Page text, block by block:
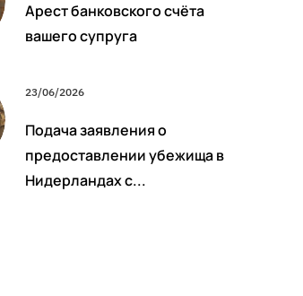
Арест банковского счёта
вашего супруга
23/06/2026
Подача заявления о
предоставлении убежища в
Нидерландах с...